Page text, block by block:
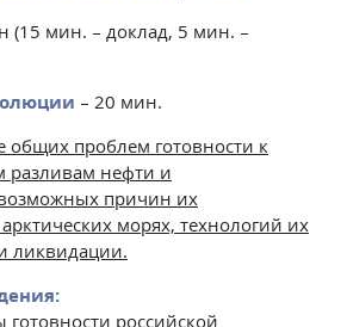
(15 мин. – доклад, 5 мин. –
– 20 мин.
общих проблем готовности к
разливам нефти и
причин их
морях, технологий их
ликвидации.
российской